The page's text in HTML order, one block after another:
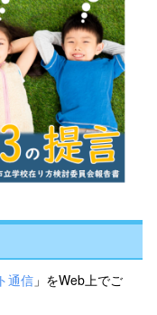
通信 」をWeb上でご